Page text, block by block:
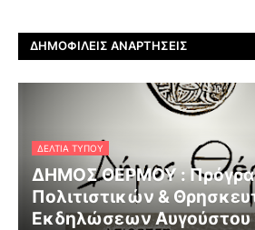
ΔΗΜΟΦΙΛΕΊΣ ΑΝΑΡΤΉΣΕΙΣ
ΔΕΛΤΊΑ ΤΎΠΟΥ
ΔΗΜΟΣ ΘΕΡΜΟΥ :
Πολιτιστικών &
Εκδηλώσεων Αυγούστου